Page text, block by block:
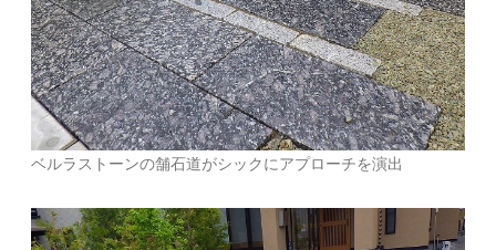
ベルラストーンの舗石道がシックにアプローチを演出